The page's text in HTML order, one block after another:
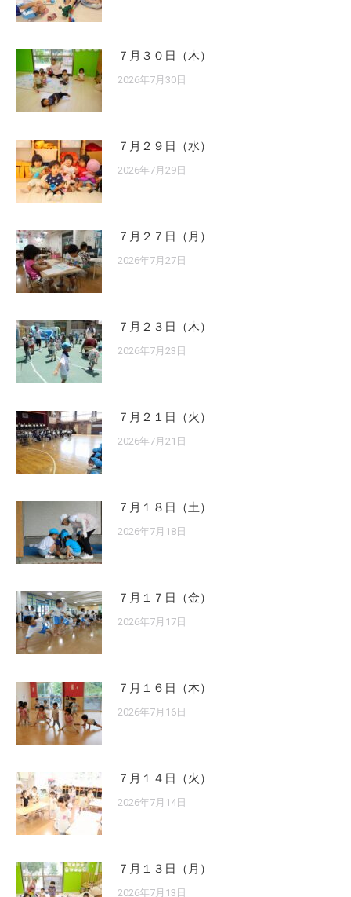
７月３０日（木）
2026年7月30日
７月２９日（水）
2026年7月29日
７月２７日（月）
2026年7月27日
７月２３日（木）
2026年7月23日
７月２１日（火）
2026年7月21日
７月１８日（土）
2026年7月18日
７月１７日（金）
2026年7月17日
７月１６日（木）
2026年7月16日
７月１４日（火）
2026年7月14日
７月１３日（月）
2026年7月13日